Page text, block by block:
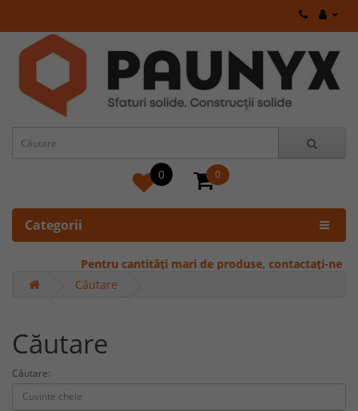
0 0
Categorii
Pentru cantități mari de produse, contactați-ne
Căutare
Căutare
Căutare: